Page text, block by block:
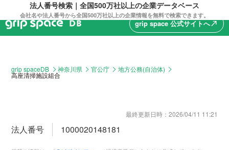
法人番号検索｜全国500万社以上の企業データベース
会社名や法人番号から全国500万社以上の企業情報を無料で検索できます。
grip space 公式サイトへnorth_east
grip spaceDB 神奈川県 官公庁 地方公務(自治体)
高座清掃施設組合
最終更新日時： 2026/04/11 11:21
法人番号 1000020148181